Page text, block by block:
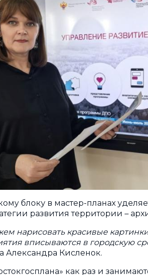
блоку в мастер-планах
развития территории –
нарисовать красивые
вписываются в городскую
Александра Кисленок.
как раз и